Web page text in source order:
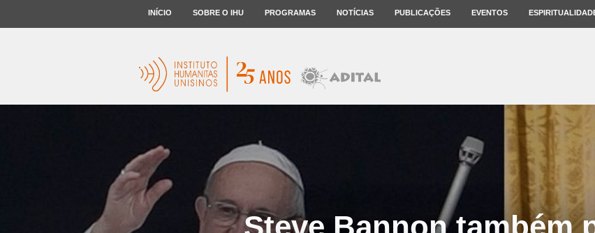
INÍCIO SOBRE O IHU PROGRAMAS NOTÍCIAS PUBLICAÇÕES EVENTOS